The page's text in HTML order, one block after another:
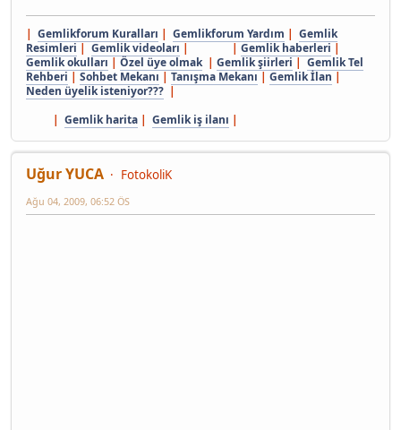
| Gemlikforum Kuralları | Gemlikforum Yardım | Gemlik
Resimleri | Gemlik videoları | | Gemlik haberleri |
Gemlik okulları | Özel üye olmak| Gemlik şiirleri | Gemlik Tel
Rehberi | Sohbet Mekanı | Tanışma Mekanı | Gemlik İlan |
Neden üyelik isteniyor??? |
| Gemlik harita | Gemlik iş ilanı |
Uğur YUCA FotokoliK
Ağu 04, 2009, 06:52 ÖS